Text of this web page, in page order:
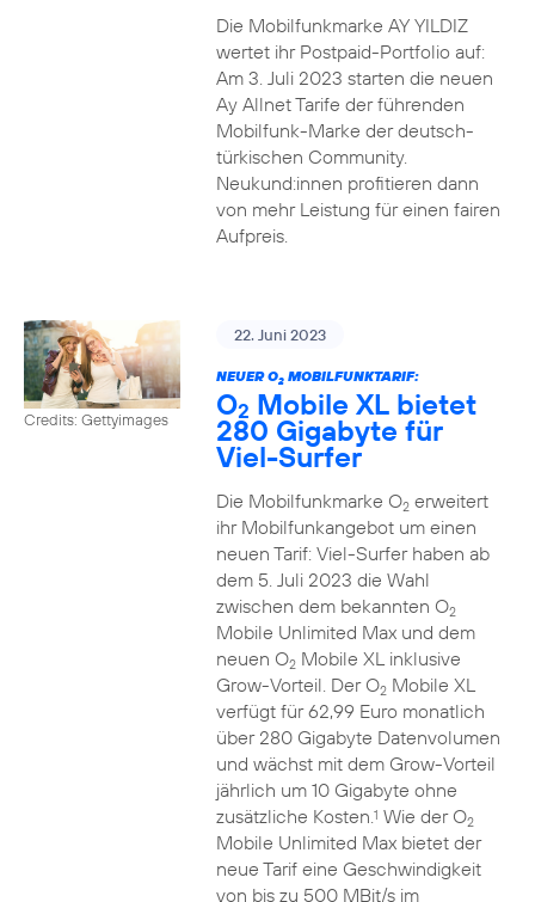
Die Mobilfunkmarke AY YILDIZ
wertet ihr Postpaid-Portfolio auf:
Am 3. Juli 2023 starten die neuen
Ay Allnet Tarife der führenden
Mobilfunk-Marke der deutsch-
türkischen Community.
Neukund:innen profitieren dann
von mehr Leistung für einen fairen
Aufpreis.
Credits: Gettyimages
22. Juni 2023
NEUER O2MOBILFUNKTARIF:
O2 Mobile XL bietet
280 Gigabyte für
Viel-Surfer
Die Mobilfunkmarke O2erweitert
ihr Mobilfunkangebot um einen
neuen Tarif: Viel-Surfer haben ab
dem 5. Juli 2023 die Wahl
zwischen dem bekannten O2
Mobile Unlimited Max und dem
neuen O2Mobile XL inklusive
Grow-Vorteil. Der O2Mobile XL
verfügt für 62,99 Euro monatlich
über 280 Gigabyte Datenvolumen
und wächst mit dem Grow-Vorteil
jährlich um 10 Gigabyte ohne
zusätzliche Kosten.1 Wie der O2
Mobile Unlimited Max bietet der
neue Tarif eine Geschwindigkeit
von bis zu 500 MBit/s im